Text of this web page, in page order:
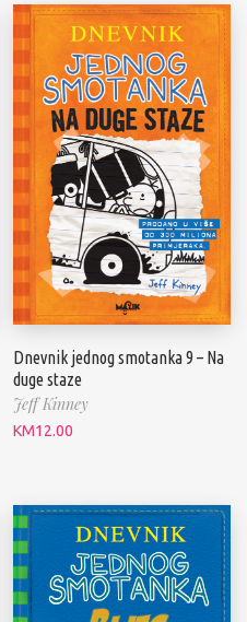
Dnevnik jednog smotanka 9 – Na
duge staze
Jeff Kinney
KM12.00